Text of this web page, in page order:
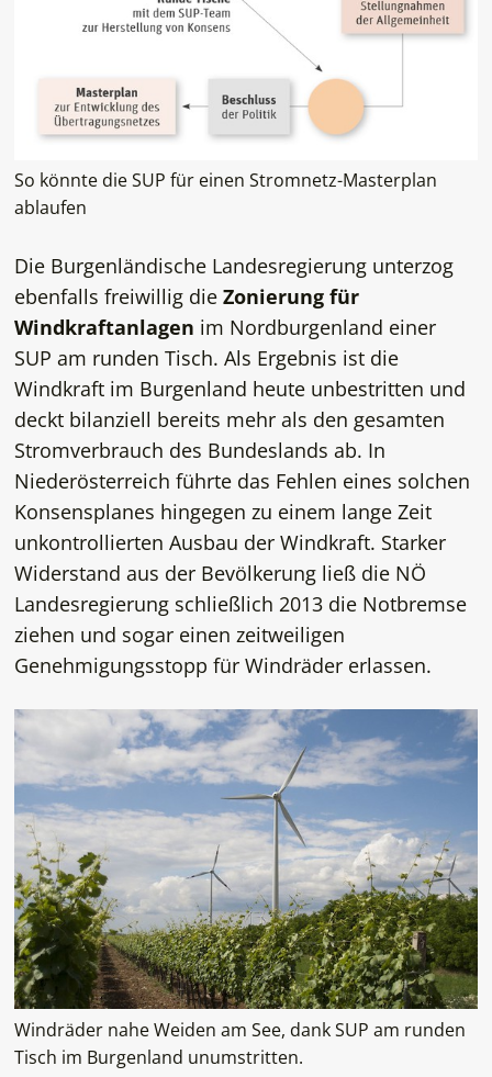
So könnte die SUP für einen Stromnetz-Masterplan
ablaufen
Die Burgenländische Landesregierung unterzog
ebenfalls freiwillig die Zonierung für
Windkraftanlagen im Nordburgenland einer
SUP am runden Tisch. Als Ergebnis ist die
Windkraft im Burgenland heute unbestritten und
deckt bilanziell bereits mehr als den gesamten
Stromverbrauch des Bundeslands ab. In
Niederösterreich führte das Fehlen eines solchen
Konsensplanes hingegen zu einem lange Zeit
unkontrollierten Ausbau der Windkraft. Starker
Widerstand aus der Bevölkerung ließ die NÖ
Landesregierung schließlich 2013 die Notbremse
ziehen und sogar einen zeitweiligen
Genehmigungsstopp für Windräder erlassen.
Windräder nahe Weiden am See, dank SUP am runden
Tisch im Burgenland unumstritten.